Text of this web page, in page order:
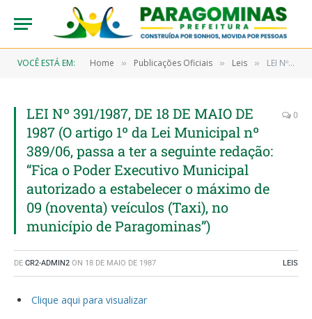
VOCÊ ESTÁ EM: Home » Publicações Oficiais » Leis » LEI Nº 391/1987, DE 18 DE MAIO DE 1987 (O artigo 1º da Lei Municipal nº 389/06, passa a ter a seguinte redação: “Fica o Poder Executivo Municipal autorizado a estabelecer o máximo de 09 (noventa) veículos (Taxi), no município de Paragominas”)
LEI Nº 391/1987, DE 18 DE MAIO DE
1987 (O artigo 1º da Lei Municipal nº
389/06, passa a ter a seguinte redação:
“Fica o Poder Executivo Municipal
autorizado a estabelecer o máximo de
09 (noventa) veículos (Taxi), no
município de Paragominas”)
0
DE CR2-ADMIN2 ON 18 DE MAIO DE 1987 LEIS
Clique aqui para visualizar